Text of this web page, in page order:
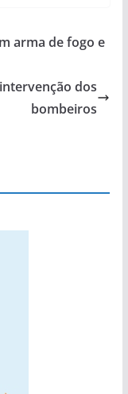
arma de fogo e
dos
bombeiros